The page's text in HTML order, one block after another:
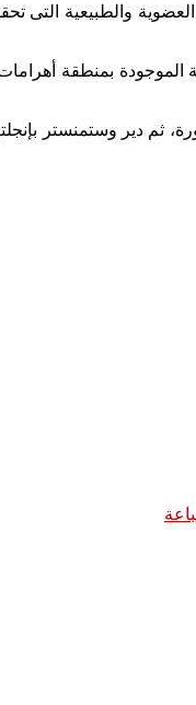
والطبيعية التى
الموجودة بمنطقة
سنغافورة، ثم دير